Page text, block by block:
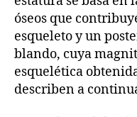
óseos que
esqueleto y un
blando, cuya
esquelética
describen a